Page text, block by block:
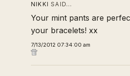
NIKKI SAID…
Your mint pants are
your bracelets! xx
7/13/2012 07:34:00 am